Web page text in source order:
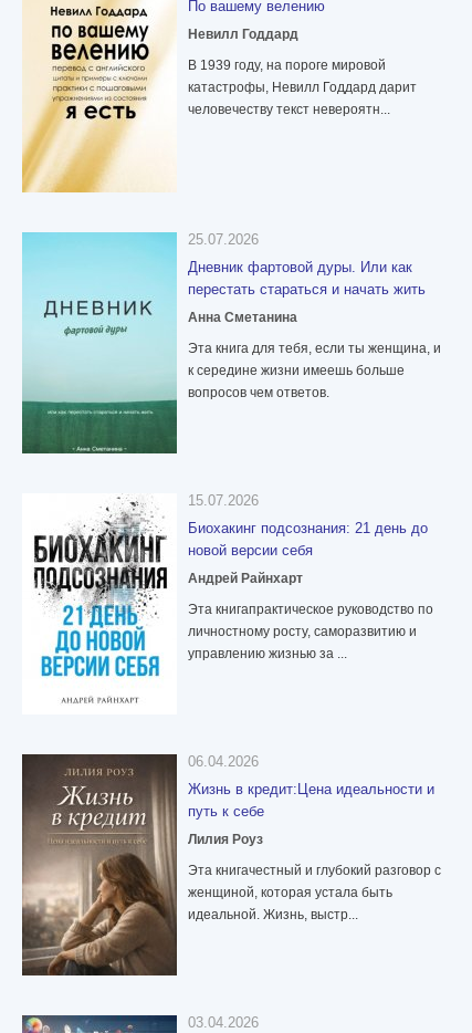
По вашему велению
Невилл Годдард
В 1939 году, на пороге мировой
катастрофы, Невилл Годдард дарит
человечеству текст невероятн...
25.07.2026
Дневник фартовой дуры. Или как
перестать стараться и начать жить
Анна Сметанина
Эта книга для тебя, если ты женщина, и
к середине жизни имеешь больше
вопросов чем ответов.
15.07.2026
Биохакинг подсознания: 21 день до
новой версии себя
Андрей Райнхарт
Эта книгапрактическое руководство по
личностному росту, саморазвитию и
управлению жизнью за ...
06.04.2026
Жизнь в кредит:Цена идеальности и
путь к себе
Лилия Роуз
Эта книгачестный и глубокий разговор с
женщиной, которая устала быть
идеальной. Жизнь, выстр...
03.04.2026